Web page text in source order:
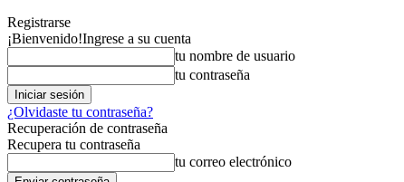
Registrarse
¡Bienvenido!Ingrese a su cuenta
tu nombre de usuario
tu contraseña
¿Olvidaste tu contraseña?
Recuperación de contraseña
Recupera tu contraseña
tu correo electrónico